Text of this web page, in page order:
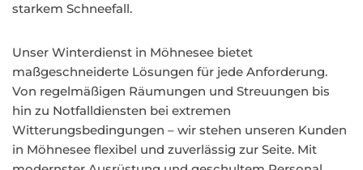
starkem Schneefall.
Unser Winterdienst in Möhnesee bietet
maßgeschneiderte Lösungen für jede Anforderung.
Von regelmäßigen Räumungen und Streuungen bis
hin zu Notfalldiensten bei extremen
Witterungsbedingungen – wir stehen unseren Kunden
in Möhnesee flexibel und zuverlässig zur Seite. Mit